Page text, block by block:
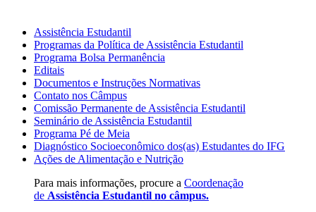
Assistência Estudantil
Programas da Política de Assistência Estudantil
Programa Bolsa Permanência
Editais
Documentos e Instruções Normativas
Contato nos Câmpus
Comissão Permanente de Assistência Estudantil
Seminário de Assistência Estudantil
Programa Pé de Meia
Diagnóstico Socioeconômico dos(as) Estudantes do IFG
Ações de Alimentação e Nutrição
Para mais informações, procure a Coordenação
de Assistência Estudantil no câmpus.